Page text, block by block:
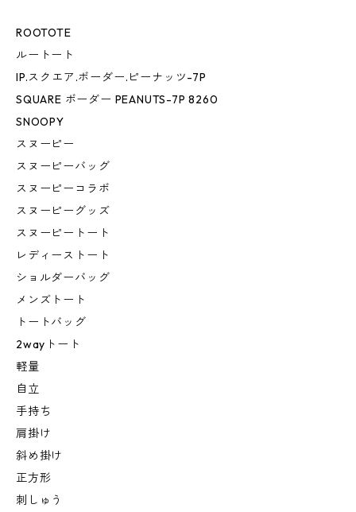
ROOTOTE
ルートート
IP.スクエア.ボーダー.ピーナッツ-7P
SQUARE ボーダー PEANUTS-7P 8260
SNOOPY
スヌーピー
スヌーピーバッグ
スヌーピーコラボ
スヌーピーグッズ
スヌーピートート
レディーストート
ショルダーバッグ
メンズトート
トートバッグ
2wayトート
軽量
自立
手持ち
肩掛け
斜め掛け
正方形
刺しゅう